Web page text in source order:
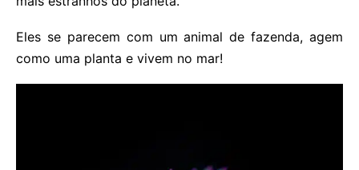
Eles se parecem com um animal de fazenda, agem
como uma planta e vivem no mar!